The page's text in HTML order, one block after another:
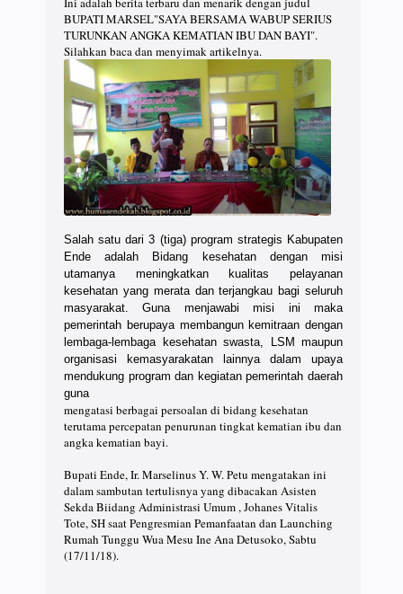
BUPATI MARSEL"SAYA BERSAMA WABUP SERIUS
TURUNKAN ANGKA KEMATIAN IBU DAN BAYI".
Silahkan baca dan menyimak artikelnya.
Salah satu dari 3 (tiga) program strategis Kabupaten
Ende adalah Bidang kesehatan dengan misi
utamanya meningkatkan kualitas pelayanan
kesehatan yang merata dan terjangkau bagi seluruh
masyarakat. Guna menjawabi misi ini maka
pemerintah berupaya membangun kemitraan dengan
lembaga-lembaga kesehatan swasta, LSM maupun
organisasi kemasyarakatan lainnya dalam upaya
mendukung program dan kegiatan pemerintah daerah
guna
mengatasi berbagai persoalan di bidang kesehatan
terutama percepatan penurunan tingkat kematian ibu dan
angka kematian bayi.
Bupati Ende, Ir. Marselinus Y. W. Petu mengatakan ini
dalam sambutan tertulisnya yang dibacakan Asisten
Sekda Biidang Administrasi Umum , Johanes Vitalis
Tote, SH saat Pengresmian Pemanfaatan dan Launching
Rumah Tunggu Wua Mesu Ine Ana Detusoko, Sabtu
(17/11/18).